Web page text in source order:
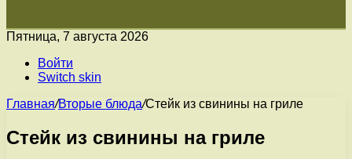
Пятница, 7 августа 2026
Войти
Switch skin
Главная/Вторые блюда/Стейк из свинины на гриле
Стейк из свинины на гриле